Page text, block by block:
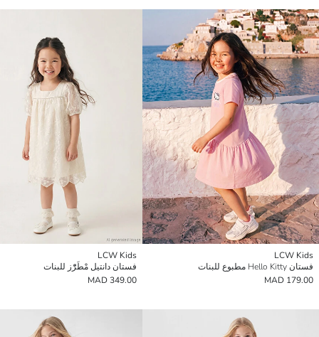
LCW Kids
فستان Hello Kitty مطبوع للبنات
179.00 MAD
LCW Kids
فستان دانتيل مْطَرّْز للبنات
349.00 MAD